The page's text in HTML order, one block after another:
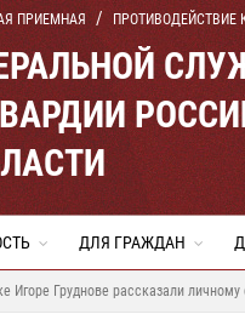
ПРИЕМНАЯ ПРОТИВОДЕЙСТВИЕ
ДЛЯ ГРАЖДАН
Груднове рассказали